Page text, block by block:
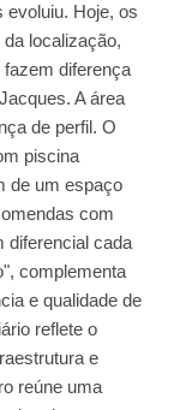
evoluiu. Hoje, os
localização,
diferença
A área
de perfil. O
piscina
de um espaço
com
diferencial cada
complementa
e qualidade de
reflete o
e
reúne uma